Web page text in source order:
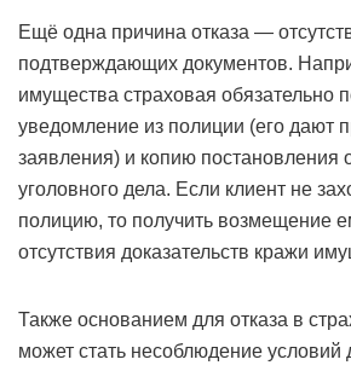
Ещё одна причина отказа —
подтверждающих документов.
имущества страховая обязательно
уведомление из полиции (его дают
заявления) и копию постановления
уголовного дела. Если клиент не
полицию, то получить возмещение
отсутствия доказательств кражи
Также основанием для отказа в
может стать несоблюдение условий